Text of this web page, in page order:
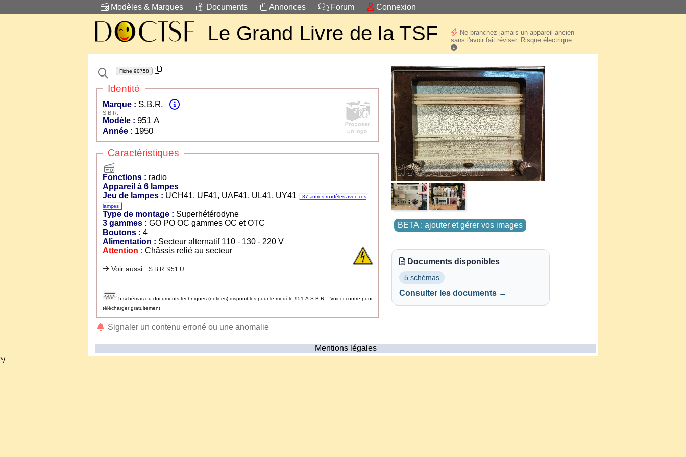
Modèles & Marques Documents Annonces Forum Connexion
Le Grand Livre de la TSF
Ne branchez jamais un appareil ancien
sans l'avoir fait réviser. Risque électrique
Fiche 90758
Identité
Marque : S.B.R.
S.B.R.
Modèle : 951 A
Année : 1950
Caractéristiques
Fonctions : radio
Appareil à 6 lampes
Jeu de lampes : UCH41, UF41, UAF41, UL41, UY41
37 autres modèles avec ces
lampes
Type de montage : Superhétérodyne
3 gammes :
GO PO OC gammes OC et OTC
Boutons : 4
Alimentation : Secteur alternatif 110 - 130 - 220 V
Attention : Châssis relié au secteur
Voir aussi : S.B.R. 951 U
5 schémas ou documents techniques (notices) disponibles pour le modèle 951 A S.B.R. ! Voir ci-contre pour
télécharger gratuitement
Signaler un contenu erroné ou une anomalie
BETA : ajouter et gérer vos images
Documents disponibles
5 schémas
Consulter les documents →
Mentions légales
*/